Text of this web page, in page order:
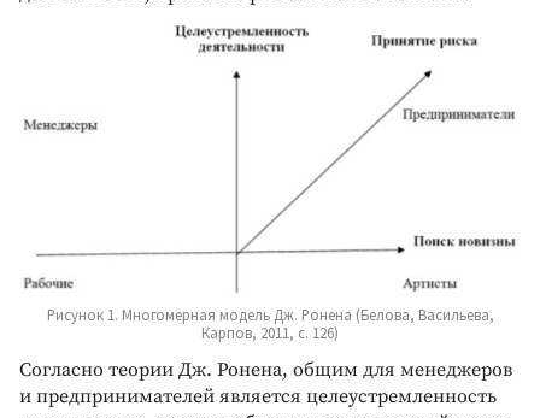
Рисунок 1. Многомерная модель Дж. Ронена (Белова, Васильева,
Карпов, 2011, с. 126)
Согласно теории Дж. Ронена, общим для менеджеров
и предпринимателей является целеустремленность